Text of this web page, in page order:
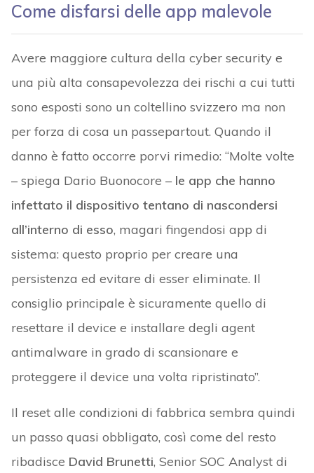
Come disfarsi delle app malevole
Avere maggiore cultura della cyber security e
una più alta consapevolezza dei rischi a cui tutti
sono esposti sono un coltellino svizzero ma non
per forza di cosa un passepartout. Quando il
danno è fatto occorre porvi rimedio: “Molte volte
– spiega Dario Buonocore – le app che hanno
infettato il dispositivo tentano di nascondersi
all’interno di esso, magari fingendosi app di
sistema: questo proprio per creare una
persistenza ed evitare di esser eliminate. Il
consiglio principale è sicuramente quello di
resettare il device e installare degli agent
antimalware in grado di scansionare e
proteggere il device una volta ripristinato”.
Il reset alle condizioni di fabbrica sembra quindi
un passo quasi obbligato, così come del resto
ribadisce David Brunetti, Senior SOC Analyst di